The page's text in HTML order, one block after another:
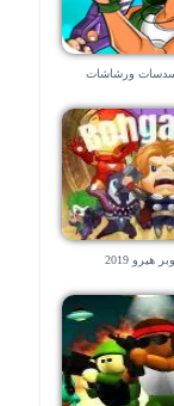
ورشاشات
هيرو 2019